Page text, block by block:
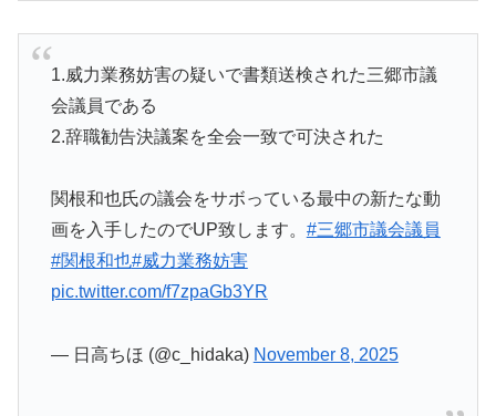
1.威力業務妨害の疑いで書類送検された三郷市議
会議員である
2.辞職勧告決議案を全会一致で可決された
関根和也氏の議会をサボっている最中の新たな動
画を入手したのでUP致します。 #三郷市議会議員
#関根和也#威力業務妨害
pic.twitter.com/f7zpaGb3YR
— 日高ちほ (@c_hidaka) November 8, 2025